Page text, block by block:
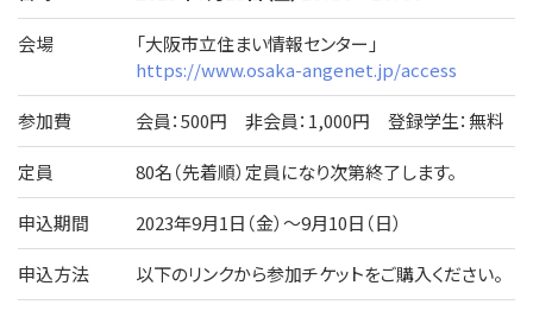
会場
「大阪市立住まい情報センター」
https://www.osaka-angenet.jp/access
参加費 会員：500円 非会員：1,000円 登録学生：無料
定員 80名（先着順）定員になり次第終了します。
申込期間 2023年9月1日（金）～9月10日（日）
申込方法 以下のリンクから参加チケットをご購入ください。